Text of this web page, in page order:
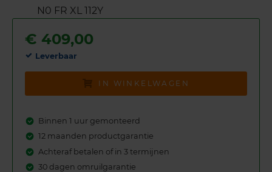
€ 409,00
Leverbaar
IN WINKELWAGEN
Binnen 1 uur gemonteerd
12 maanden productgarantie
Achteraf betalen of in 3 termijnen
30 dagen omruilgarantie